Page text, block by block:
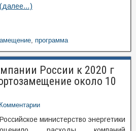
(далее…)
, программа
России к 2020 г
около 10
Комментарии
Российское министерство энергетики